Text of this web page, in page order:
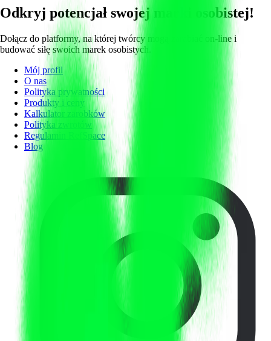
Odkryj potencjał swojej marki osobistej!
Dołącz do platformy, na której twórcy mogą zarabiać on-line i
budować siłę swoich marek osobistych.
Mój profil
O nas
Polityka prywatności
Produkty i ceny
Kalkulator zarobków
Polityka zwrotów
Regulamin RefSpace
Blog